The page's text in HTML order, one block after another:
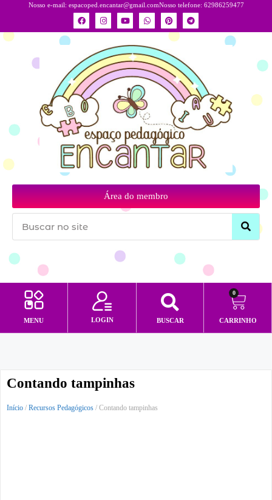
Nosso e-mail: espacoped.encantar@gmail.comNosso telefone: 62986259477
Área do membro
MENU LOGIN BUSCAR
0
CARRINHO
Contando tampinhas
Início / Recursos Pedagógicos / Contando tampinhas